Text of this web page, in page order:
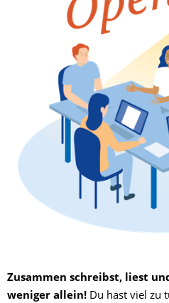
Zusammen schreibst, liest
weniger allein! Du hast viel zu